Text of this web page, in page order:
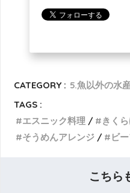
CATEGORY : 5.魚以外の水
TAGS :
エスニック料理
きく
そうめんアレンジ
ビ
こちら